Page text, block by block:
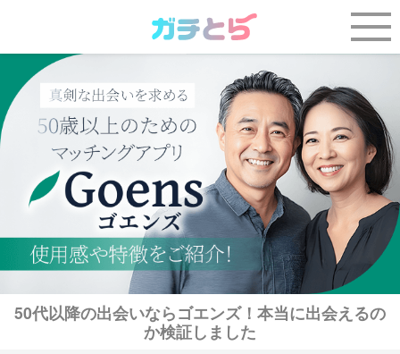
50代以降の出会いならゴエンズ！本当に出会えるの
か検証しました